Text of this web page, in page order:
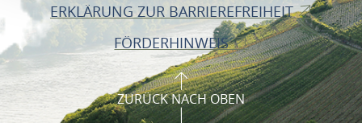
ERKLÄRUNG ZUR BARRIEREFREIHEIT
FÖRDERHINWEIS
ZURÜCK NACH OBEN